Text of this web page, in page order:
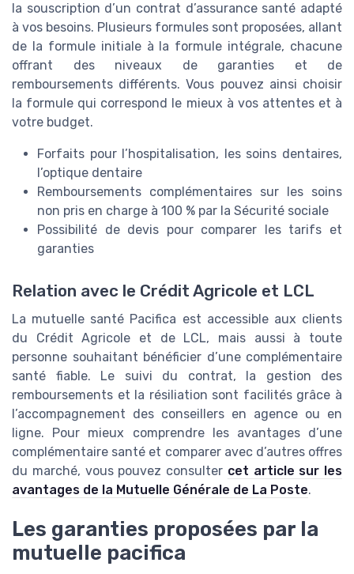
la souscription d’un contrat d’assurance santé adapté
à vos besoins. Plusieurs formules sont proposées, allant
de la formule initiale à la formule intégrale, chacune
offrant des niveaux de garanties et de
remboursements différents. Vous pouvez ainsi choisir
la formule qui correspond le mieux à vos attentes et à
votre budget.
Forfaits pour l’hospitalisation, les soins dentaires,
l’optique dentaire
Remboursements complémentaires sur les soins
non pris en charge à 100 % par la Sécurité sociale
Possibilité de devis pour comparer les tarifs et
garanties
Relation avec le Crédit Agricole et LCL
La mutuelle santé Pacifica est accessible aux clients
du Crédit Agricole et de LCL, mais aussi à toute
personne souhaitant bénéficier d’une complémentaire
santé fiable. Le suivi du contrat, la gestion des
remboursements et la résiliation sont facilités grâce à
l’accompagnement des conseillers en agence ou en
ligne. Pour mieux comprendre les avantages d’une
complémentaire santé et comparer avec d’autres offres
du marché, vous pouvez consulter cet article sur les
avantages de la Mutuelle Générale de La Poste.
Les garanties proposées par la
mutuelle pacifica